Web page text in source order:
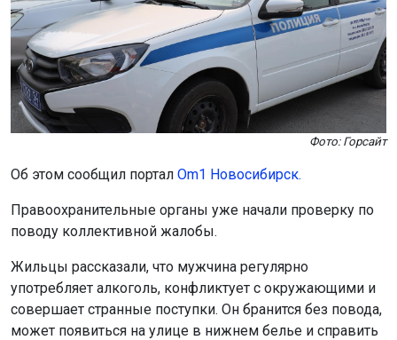
Фото: Горсайт
Об этом сообщил портал Om1 Новосибирск.
Правоохранительные органы уже начали проверку по
поводу коллективной жалобы.
Жильцы рассказали, что мужчина регулярно
употребляет алкоголь, конфликтует с окружающими и
совершает странные поступки. Он бранится без повода,
может появиться на улице в нижнем белье и справить